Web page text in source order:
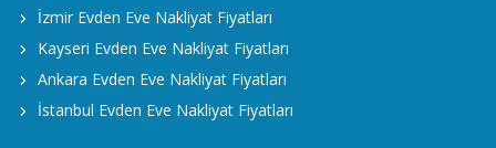
İzmir Evden Eve Nakliyat Fiyatları
Kayseri Evden Eve Nakliyat Fiyatları
Ankara Evden Eve Nakliyat Fiyatları
İstanbul Evden Eve Nakliyat Fiyatları